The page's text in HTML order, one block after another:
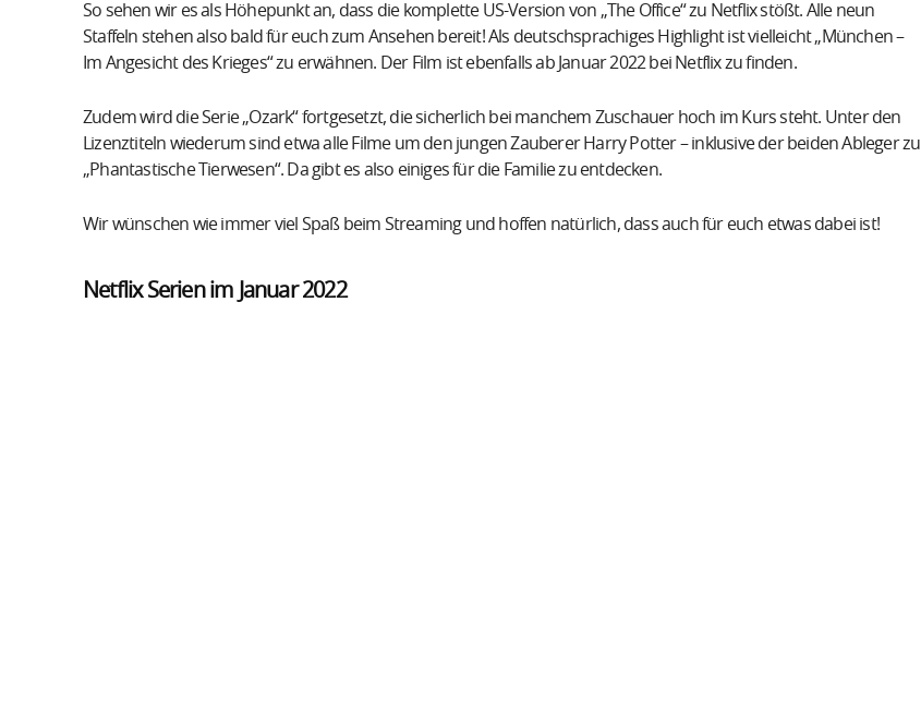
So sehen wir es als Höhepunkt an, dass die komplette US-Version von „The Office“ zu Netflix stößt. Alle neun
Staffeln stehen also bald für euch zum Ansehen bereit! Als deutschsprachiges Highlight ist vielleicht „München –
Im Angesicht des Krieges“ zu erwähnen. Der Film ist ebenfalls ab Januar 2022 bei Netflix zu finden.
Zudem wird die Serie „Ozark“ fortgesetzt, die sicherlich bei manchem Zuschauer hoch im Kurs steht. Unter den
Lizenztiteln wiederum sind etwa alle Filme um den jungen Zauberer Harry Potter – inklusive der beiden Ableger zu
„Phantastische Tierwesen“. Da gibt es also einiges für die Familie zu entdecken.
Wir wünschen wie immer viel Spaß beim Streaming und hoffen natürlich, dass auch für euch etwas dabei ist!
Netflix Serien im Januar 2022